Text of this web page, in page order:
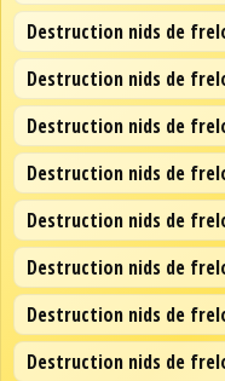
Destruction nids de
Destruction nids de
Destruction nids de
Destruction nids de
Destruction nids de
Destruction nids de
Destruction nids de
Destruction nids de